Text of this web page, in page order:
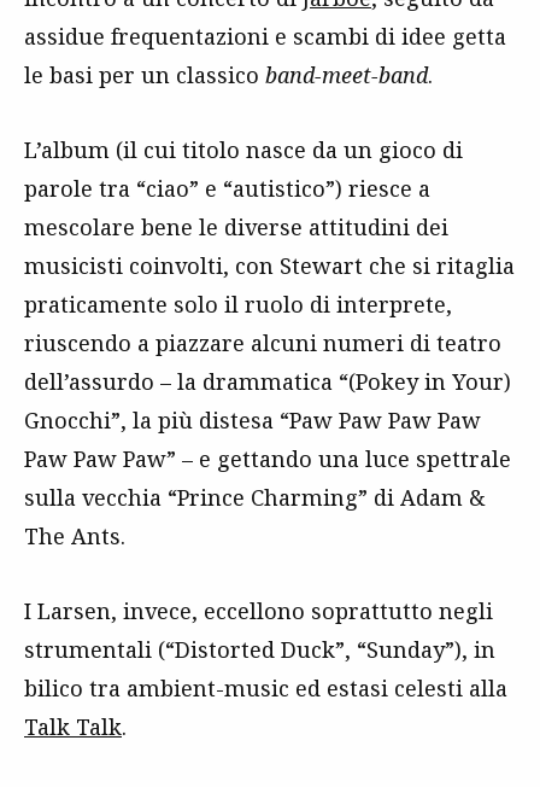
assidue frequentazioni e scambi di idee getta
le basi per un classico band-meet-band.
L’album (il cui titolo nasce da un gioco di
parole tra “ciao” e “autistico”) riesce a
mescolare bene le diverse attitudini dei
musicisti coinvolti, con Stewart che si ritaglia
praticamente solo il ruolo di interprete,
riuscendo a piazzare alcuni numeri di teatro
dell’assurdo – la drammatica “(Pokey in Your)
Gnocchi”, la più distesa “Paw Paw Paw Paw
Paw Paw Paw” – e gettando una luce spettrale
sulla vecchia “Prince Charming” di Adam &
The Ants.
I Larsen, invece, eccellono soprattutto negli
strumentali (“Distorted Duck”, “Sunday”), in
bilico tra ambient-music ed estasi celesti alla
Talk Talk.